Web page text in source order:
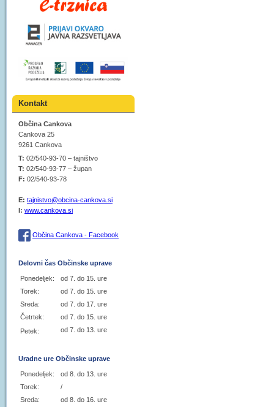
Kontakt
Občina Cankova
Cankova 25
9261 Cankova
T: 02/540-93-70 – tajništvo
T: 02/540-93-77 – župan
F: 02/540-93-78
E: tajnistvo@obcina-cankova.si
I: www.cankova.si
Občina Cankova - Facebook
Delovni čas Občinske uprave
Ponedeljek:
od 7. do 15. ure
Torek:
od 7. do 15. ure
Sreda:
od 7. do 17. ure
Četrtek:
od 7. do 15. ure
Petek:
od 7. do 13. ure
Uradne ure Občinske uprave
Ponedeljek:
od 8. do 13. ure
Torek:
/
Sreda:
od 8. do 16. ure